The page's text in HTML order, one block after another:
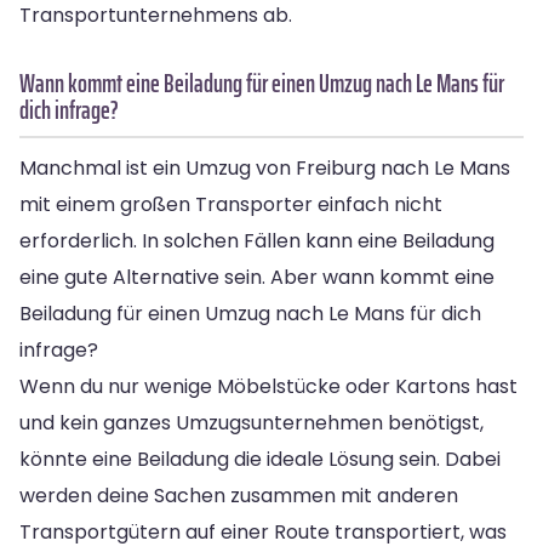
Transportunternehmens ab.
Wann kommt eine Beiladung für einen Umzug nach Le Mans für
dich infrage?
Manchmal ist ein Umzug von Freiburg nach Le Mans
mit einem großen Transporter einfach nicht
erforderlich. In solchen Fällen kann eine Beiladung
eine gute Alternative sein. Aber wann kommt eine
Beiladung für einen Umzug nach Le Mans für dich
infrage?
Wenn du nur wenige Möbelstücke oder Kartons hast
und kein ganzes Umzugsunternehmen benötigst,
könnte eine Beiladung die ideale Lösung sein. Dabei
werden deine Sachen zusammen mit anderen
Transportgütern auf einer Route transportiert, was